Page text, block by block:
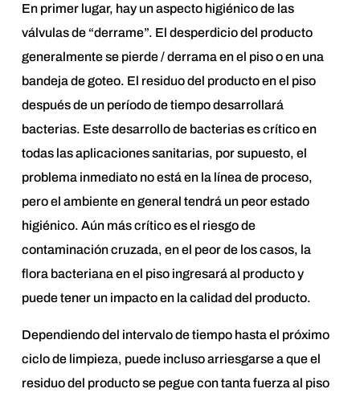
En primer lugar, hay un aspecto higiénico de las
válvulas de “derrame”. El desperdicio del producto
generalmente se pierde / derrama en el piso o en una
bandeja de goteo. El residuo del producto en el piso
después de un período de tiempo desarrollará
bacterias. Este desarrollo de bacterias es crítico en
todas las aplicaciones sanitarias, por supuesto, el
problema inmediato no está en la línea de proceso,
pero el ambiente en general tendrá un peor estado
higiénico. Aún más crítico es el riesgo de
contaminación cruzada, en el peor de los casos, la
flora bacteriana en el piso ingresará al producto y
puede tener un impacto en la calidad del producto.
Dependiendo del intervalo de tiempo hasta el próximo
ciclo de limpieza, puede incluso arriesgarse a que el
residuo del producto se pegue con tanta fuerza al piso